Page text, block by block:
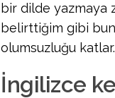
bir dilde yazmaya
belirttiğim gibi
olumsuzluğu katlar.
İngilizce